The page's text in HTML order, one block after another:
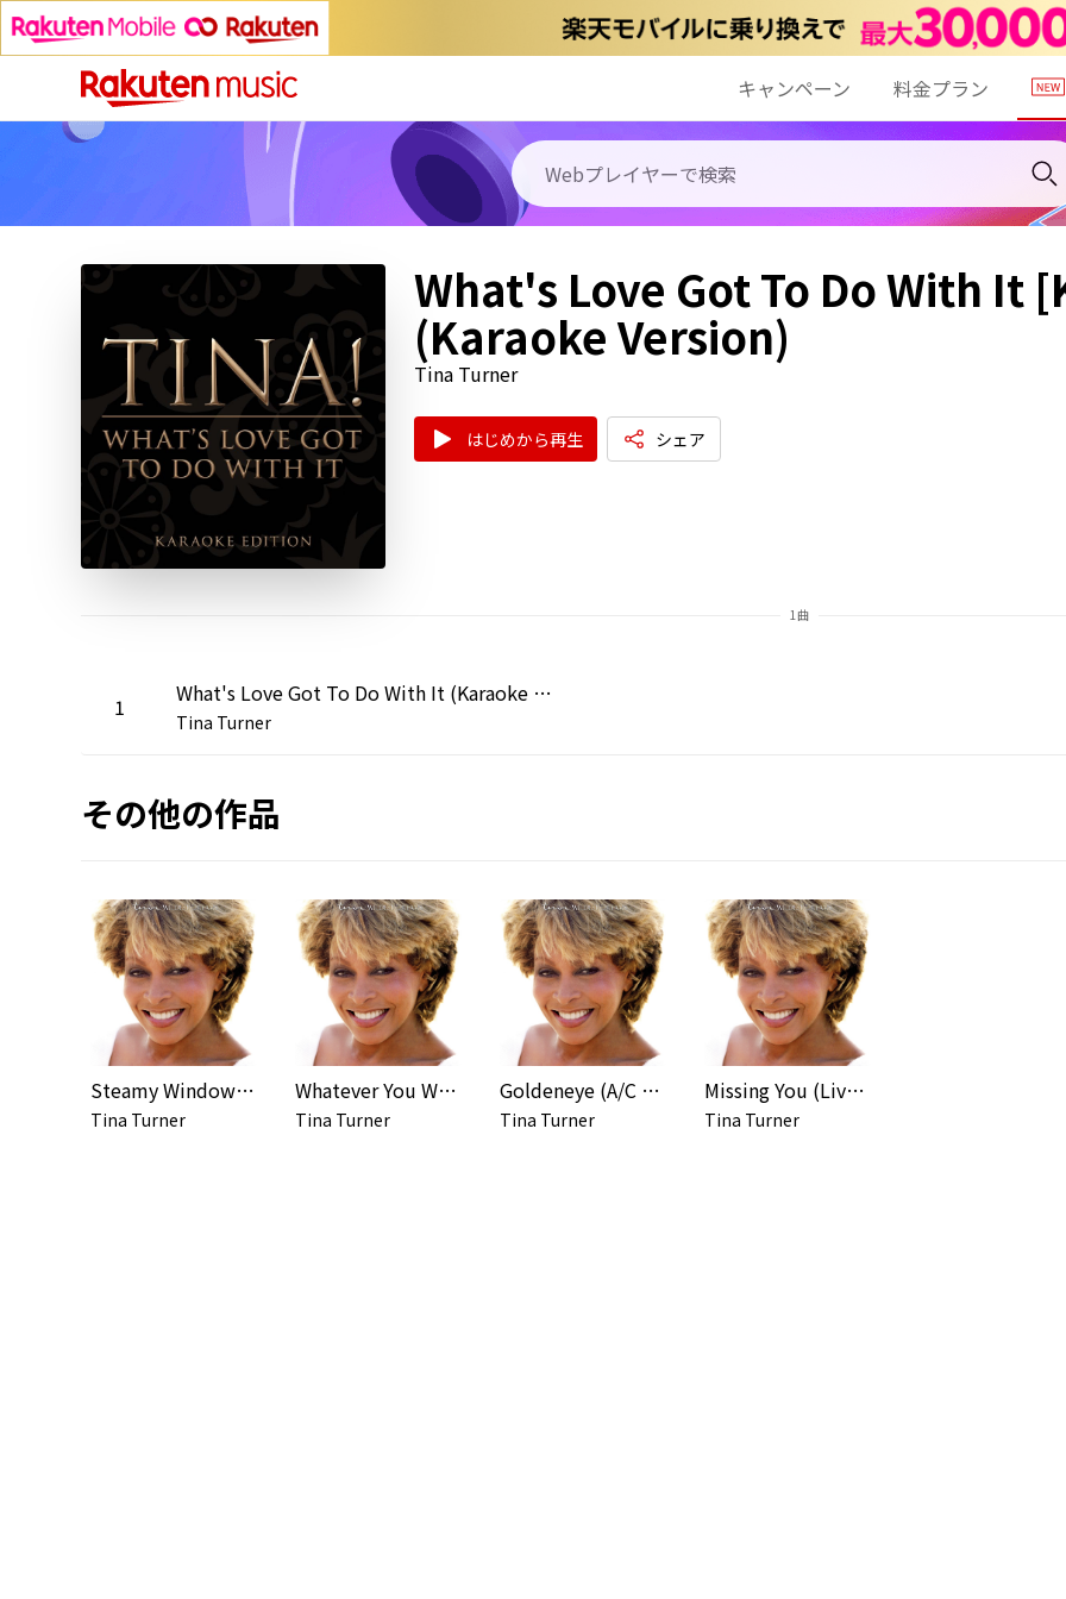
キャンペーン 料金プラン
What's Love Got To Do With It
(Karaoke Version)
Tina Turner
はじめから再生 シェア
1曲
1 What's Love Got To Do With It (Karaoke Version)
Tina Turner
その他の作品
Steamy Windows (Live at Wembley)
Tina Turner
Whatever You Want (Live At Wembley)
Tina Turner
Goldeneye (A/C Mix) [2026 Remaster]
Tina Turner
Missing You (Live at Wembley)
Tina Turner